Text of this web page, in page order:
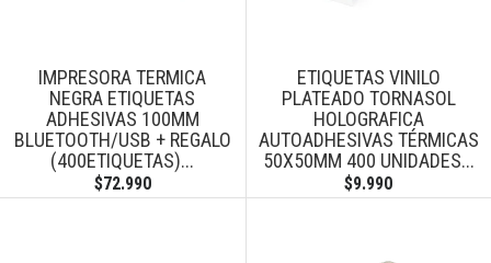
IMPRESORA TERMICA
NEGRA ETIQUETAS
ADHESIVAS 100MM
BLUETOOTH/USB + REGALO
(400ETIQUETAS)...
$72.990
ETIQUETAS VINILO
PLATEADO TORNASOL
HOLOGRAFICA
AUTOADHESIVAS TÉRMICAS
50X50MM 400 UNIDADES...
$9.990